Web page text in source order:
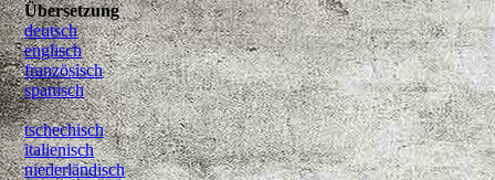
Übersetzung
deutsch
englisch
französisch
spanisch
tschechisch
italienisch
niederländisch